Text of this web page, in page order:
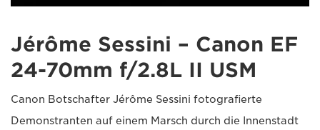
Jérôme Sessini – Canon EF
24-70mm f/2.8L II USM
Canon Botschafter Jérôme Sessini fotografierte
Demonstranten auf einem Marsch durch die Innenstadt